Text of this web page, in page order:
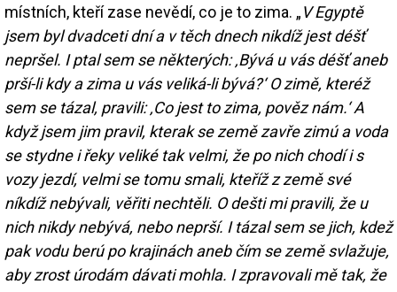
místních, kteří zase nevědí, co je to zima. „V Egyptě
jsem byl dvadceti dní a v těch dnech nikdíž jest déšť
nepršel. I ptal sem se některých: ‚Bývá u vás déšť aneb
prší-li kdy a zima u vás veliká-li bývá?‘ O zimě, kteréž
sem se tázal, pravili: ‚Co jest to zima, pověz nám.‘ A
když jsem jim pravil, kterak se země zavře zimú a voda
se stydne i řeky veliké tak velmi, že po nich chodí i s
vozy jezdí, velmi se tomu smali, kteříž z země své
níkdíž nebývali, věřiti nechtěli. O dešti mi pravili, že u
nich nikdy nebývá, nebo neprší. I tázal sem se jich, kdež
pak vodu berú po krajinách aneb čím se země svlažuje,
aby zrost úrodám dávati mohla. I zpravovali mě tak, že